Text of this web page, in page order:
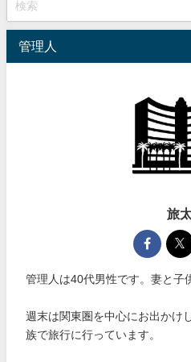
管理人
旅
管理人は40代男性です。妻と子
週末は関東圏を中心にお出かけ
族で旅行に行っています。